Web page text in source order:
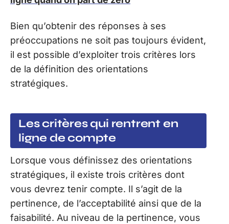
Bien qu’obtenir des réponses à ses
préoccupations ne soit pas toujours évident,
il est possible d’exploiter trois critères lors
de la définition des orientations
stratégiques.
Les critères qui rentrent en
ligne de compte
Lorsque vous définissez des orientations
stratégiques, il existe trois critères dont
vous devrez tenir compte. Il s’agit de la
pertinence, de l’acceptabilité ainsi que de la
faisabilité. Au niveau de la pertinence, vous